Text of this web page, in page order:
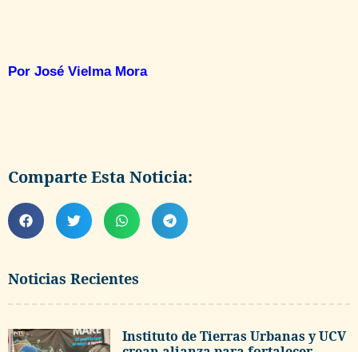
Noticias Recientes
Instituto de Tierras Urbanas y UCV
Por José Vielma Mora
Comparte Esta Noticia: